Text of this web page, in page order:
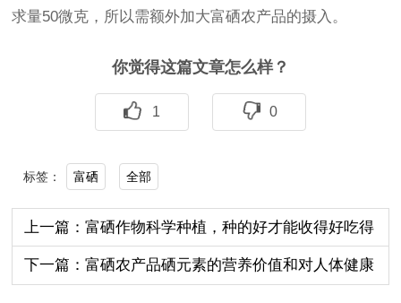
求量50微克，所以需额外加大富硒农产品的摄入。
你觉得这篇文章怎么样？
1 0
标签： 富硒 全部
上一篇：富硒作物科学种植，种的好才能收得好吃得
好！
下一篇：富硒农产品硒元素的营养价值和对人体健康